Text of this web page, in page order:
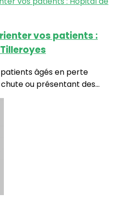
vos patients :
âgés en perte
ou présentant des...